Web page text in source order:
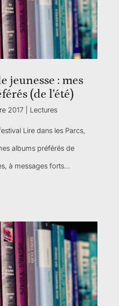
jeunesse : mes
(de l’été)
2017 Lectures
Lire dans les Parcs,
albums préférés de
à messages forts…